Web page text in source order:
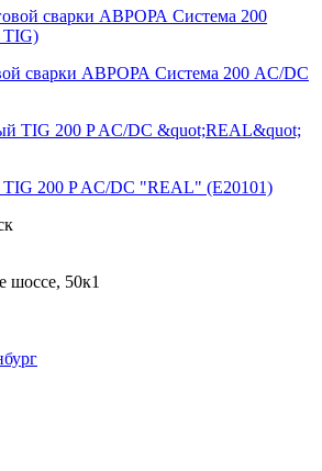
сварки АВРОРА Система 200 AC/DC
200 P AC/DC "REAL" (E20101)
шоссе, 50к1